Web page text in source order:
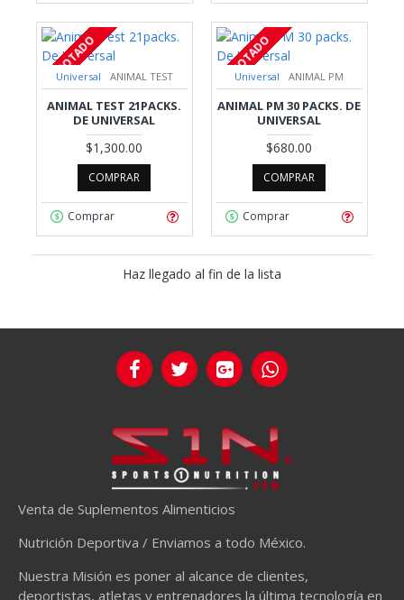
AGOTADO
Universal ANIMAL TEST
ANIMAL TEST 21PACKS.
DE UNIVERSAL
$1,300.00
COMPRAR
Comprar
AGOTADO
Universal ANIMAL PM
ANIMAL PM 30 PACKS. DE
UNIVERSAL
$680.00
COMPRAR
Comprar
Haz llegado al fin de la lista
Venta de Suplementos Alimenticios
Nutrición Deportiva / Enviamos a todo México.
Nuestra Misión es poner al alcance de clientes,
deportistas, atletas y entrenadores la última tecnología en